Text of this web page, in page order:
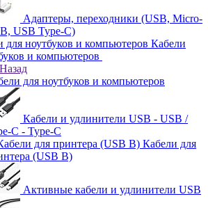
Адаптеры, переходники (USB, Micro-
USB Type-C)
Кабели
и компьютеров
Назад
для ноутбуков и компьютеров
Кабели и удлинители USB - USB /
C - Type-C
Кабели для
(USB B)
Активные кабели и удлинители USB